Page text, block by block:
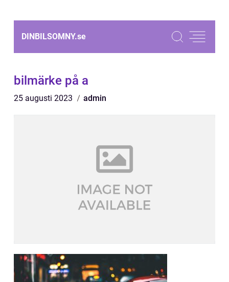
DINBILSOMNY.se
bilmärke på a
25 augusti 2023 admin